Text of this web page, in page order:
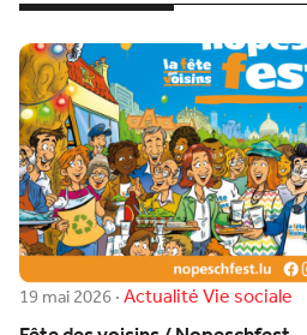
19 mai 2026·ActualitéVie sociale